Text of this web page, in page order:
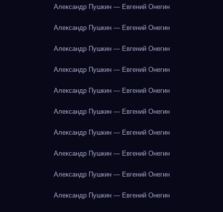
Александр Пушкин — Евгений Онегин
Александр Пушкин — Евгений Онегин
Александр Пушкин — Евгений Онегин
Александр Пушкин — Евгений Онегин
Александр Пушкин — Евгений Онегин
Александр Пушкин — Евгений Онегин
Александр Пушкин — Евгений Онегин
Александр Пушкин — Евгений Онегин
Александр Пушкин — Евгений Онегин
Александр Пушкин — Евгений Онегин